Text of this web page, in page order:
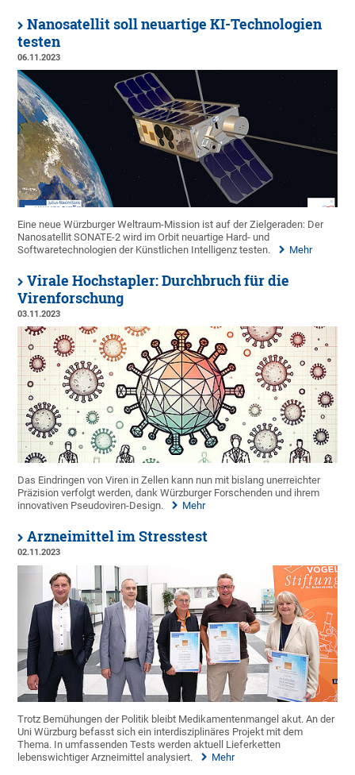
Nanosatellit soll neuartige KI-Technologien
testen
06.11.2023
Eine neue Würzburger Weltraum-Mission ist auf der Zielgeraden: Der
Nanosatellit SONATE-2 wird im Orbit neuartige Hard- und
Softwaretechnologien der Künstlichen Intelligenz testen.
Mehr
Virale Hochstapler: Durchbruch für die
Virenforschung
03.11.2023
Das Eindringen von Viren in Zellen kann nun mit bislang unerreichter
Präzision verfolgt werden, dank Würzburger Forschenden und ihrem
innovativen Pseudoviren-Design.
Mehr
Arzneimittel im Stresstest
02.11.2023
Trotz Bemühungen der Politik bleibt Medikamentenmangel akut. An der
Uni Würzburg befasst sich ein interdisziplinäres Projekt mit dem
Thema. In umfassenden Tests werden aktuell Lieferketten
lebenswichtiger Arzneimittel analysiert.
Mehr